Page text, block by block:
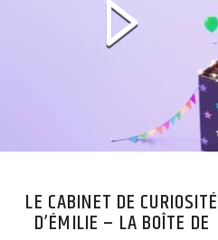
LE CABINET DE CURIOSITÉ
D’ÉMILIE – LA BOÎTE DE